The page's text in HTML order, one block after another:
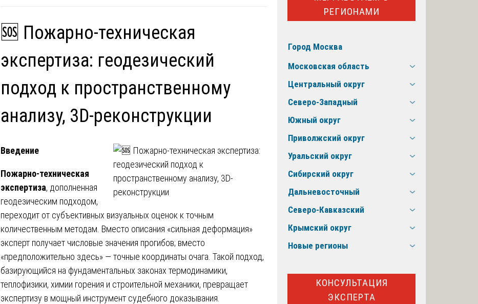
🆘 Пожарно-техническая
экспертиза: геодезический
подход к пространственному
анализу, 3D-реконструкции
Введение
Пожарно-техническая
экспертиза, дополненная
геодезическим подходом,
переходит от субъективных визуальных оценок к точным
количественным методам. Вместо описания «сильная деформация»
эксперт получает числовые значения прогибов; вместо
«предположительно здесь» — точные координаты очага. Такой подход,
базирующийся на фундаментальных законах термодинамики,
теплофизики, химии горения и строительной механики, превращает
экспертизу в мощный инструмент судебного доказывания.
РЕГИОНАМИ
Город Москва
Московская область
Центральный округ
Северо-Западный
Южный округ
Приволжский округ
Уральский округ
Сибирский округ
Дальневосточный
Северо-Кавказский
Крымский округ
Новые регионы
КОНСУЛЬТАЦИЯ
ЭКСПЕРТА